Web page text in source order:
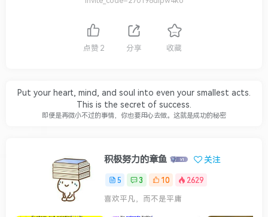
点赞 2 分享 收藏
Put your heart, mind, and soul into even your smallest acts.
This is the secret of success.
即便是再微小不过的事情，你也要用心去做。这就是成功的秘密
积极努力的章鱼 关注
5 3 10
2629
喜欢平凡，而不是平庸